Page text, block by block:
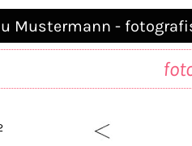
Mustermann -
kombiniert
sie auf Ausweisen und